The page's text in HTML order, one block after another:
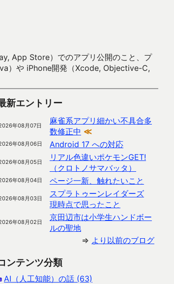
App Store）でのアプリ公開のこと、プ
）や iPhone開発（Xcode, Objective-C,
新エントリー
年08月07日
麻雀系アプリ細かい不具合多
数修正中 ≪
年08月06日 Android 17 への対応
年08月05日
リアル色違いポケモンGET!
（クロトノサマバッタ）
年08月04日 ページ一新、触れたいこと
年08月03日
スプラトゥーンレイダーズ
現時点で思ったこと
年08月02日
京田辺市は小学生ハンドボー
ルの聖地
⇒ より以前のブログ
ンテンツ分類
AI（人工知能）の話 (63)